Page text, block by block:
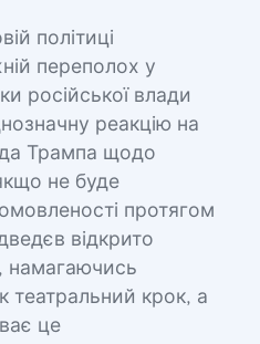
політиці
переполох у
російської влади
реакцію на
Трампа щодо
не буде
протягом
відкрито
намагаючись
театральний крок, а
це